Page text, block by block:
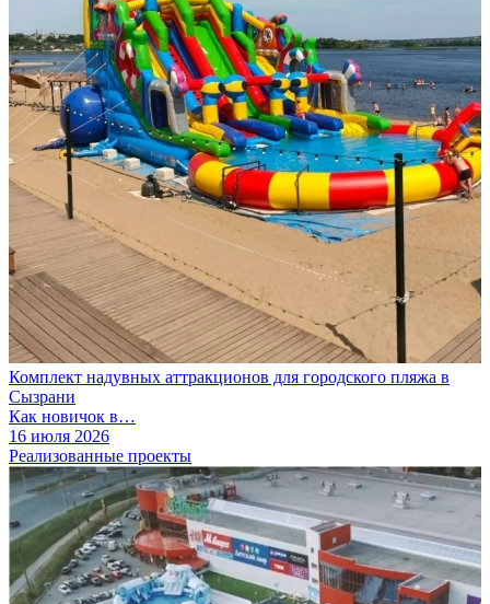
Комплект надувных аттракционов для городского пляжа в
Сызрани
Как новичок в…
16 июля 2026
Реализованные проекты